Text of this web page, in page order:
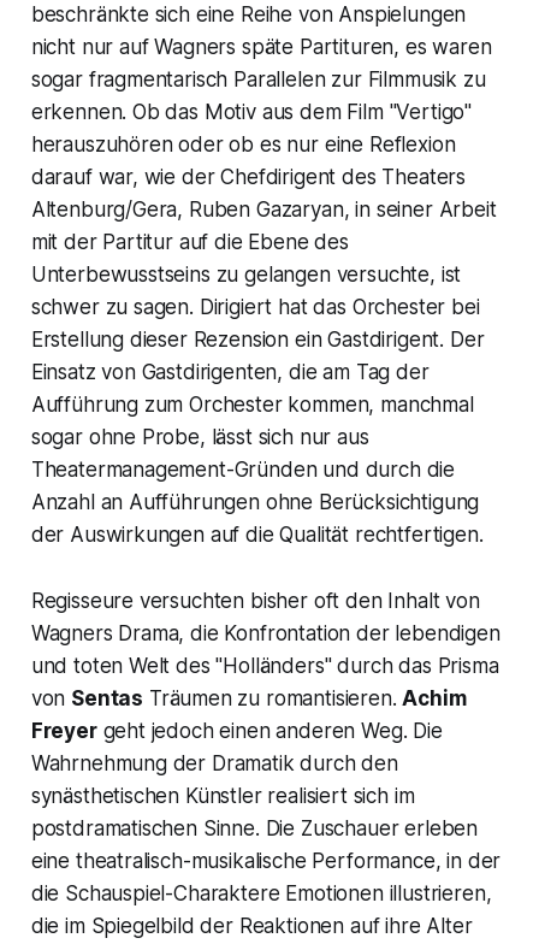
beschränkte sich eine Reihe von Anspielungen
nicht nur auf Wagners späte Partituren, es waren
sogar fragmentarisch Parallelen zur Filmmusik zu
erkennen. Ob das Motiv aus dem Film "Vertigo"
herauszuhören oder ob es nur eine Reflexion
darauf war, wie der Chefdirigent des Theaters
Altenburg/Gera, Ruben Gazaryan, in seiner Arbeit
mit der Partitur auf die Ebene des
Unterbewusstseins zu gelangen versuchte, ist
schwer zu sagen. Dirigiert hat das Orchester bei
Erstellung dieser Rezension ein Gastdirigent. Der
Einsatz von Gastdirigenten, die am Tag der
Aufführung zum Orchester kommen, manchmal
sogar ohne Probe, lässt sich nur aus
Theatermanagement-Gründen und durch die
Anzahl an Aufführungen ohne Berücksichtigung
der Auswirkungen auf die Qualität rechtfertigen.
Regisseure versuchten bisher oft den Inhalt von
Wagners Drama, die Konfrontation der lebendigen
und toten Welt des "Holländers"durch das Prisma
von Sentas Träumen zu romantisieren.Achim
Freyergeht jedoch einen anderen Weg. Die
Wahrnehmung der Dramatik durch den
synästhetischen Künstler realisiert sich im
postdramatischen Sinne. Die Zuschauer erleben
eine theatralisch-musikalische Performance, in der
die Schauspiel-Charaktere Emotionen illustrieren,
die im Spiegelbild der Reaktionen auf ihre Alter